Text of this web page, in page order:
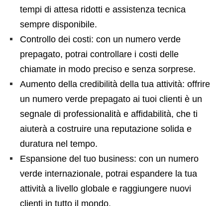
tempi di attesa ridotti e assistenza tecnica
sempre disponibile.
Controllo dei costi: con un numero verde
prepagato, potrai controllare i costi delle
chiamate in modo preciso e senza sorprese.
Aumento della credibilità della tua attività: offrire
un numero verde prepagato ai tuoi clienti è un
segnale di professionalità e affidabilità, che ti
aiuterà a costruire una reputazione solida e
duratura nel tempo.
Espansione del tuo business: con un numero
verde internazionale, potrai espandere la tua
attività a livello globale e raggiungere nuovi
clienti in tutto il mondo.